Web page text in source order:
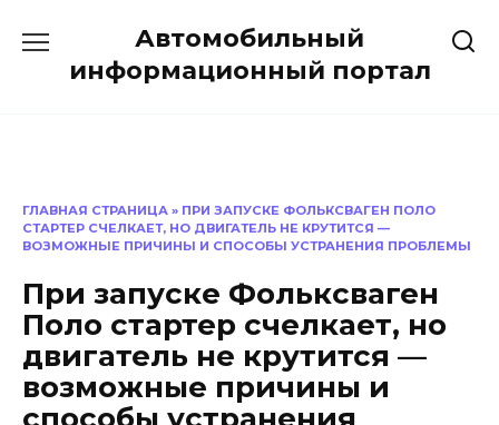
содержанию
Автомобильный
информационный портал
ГЛАВНАЯ СТРАНИЦА » ПРИ ЗАПУСКЕ ФОЛЬКСВАГЕН ПОЛО
СТАРТЕР СЧЕЛКАЕТ, НО ДВИГАТЕЛЬ НЕ КРУТИТСЯ —
ВОЗМОЖНЫЕ ПРИЧИНЫ И СПОСОБЫ УСТРАНЕНИЯ ПРОБЛЕМЫ
При запуске Фольксваген
Поло стартер счелкает, но
двигатель не крутится —
возможные причины и